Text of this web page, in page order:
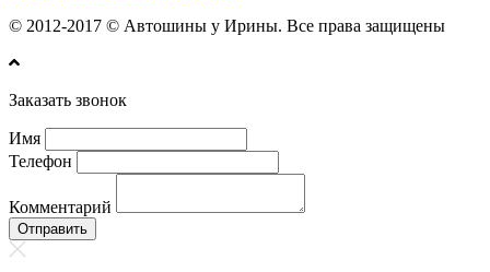
© 2012-2017 © Автошины у Ирины. Все права защищены
Заказать звонок
Имя
Телефон
Комментарий
Отправить